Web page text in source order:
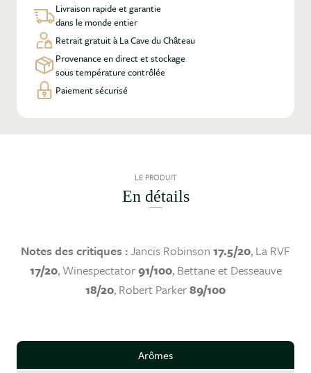
Livraison rapide et garantie
dans le monde entier
Retrait gratuit à La Cave du Château
Provenance en direct et stockage
sous température contrôlée
Paiement sécurisé
LE PRODUIT
En détails
Notes des critiques :Jancis Robinson 17.5/20, La RVF
17/20, Winespectator91/100, Bettane et Desseauve
18/20, Robert Parker89/100
Arômes